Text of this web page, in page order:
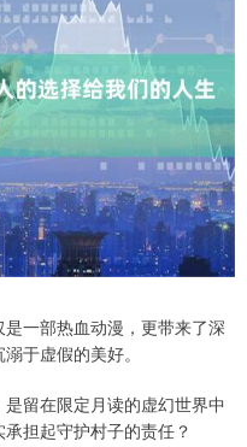
是一部热血动漫，更带来了深
于虚假的美好。
留在限定月读的虚幻世界中
担起守护村子的责任？